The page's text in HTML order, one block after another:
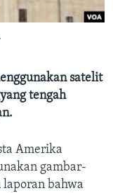
satelit
tengah
Amerika
gambar-
bahwa